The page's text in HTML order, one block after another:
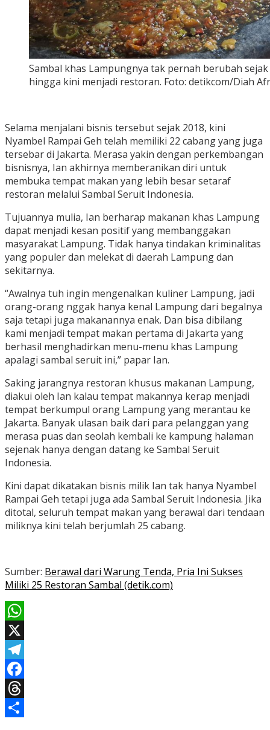
Sambal khas Lampungnya tak pernah berubah
hingga kini menjadi restoran. Foto: detikcom/Diah
Selama menjalani bisnis tersebut sejak 2018, kini
Nyambel Rampai Geh telah memiliki 22 cabang yang juga
tersebar di Jakarta. Merasa yakin dengan perkembangan
bisnisnya, Ian akhirnya memberanikan diri untuk
membuka tempat makan yang lebih besar setaraf
restoran melalui Sambal Seruit Indonesia.
Tujuannya mulia, Ian berharap makanan khas Lampung
dapat menjadi kesan positif yang membanggakan
masyarakat Lampung. Tidak hanya tindakan kriminalitas
yang populer dan melekat di daerah Lampung dan
sekitarnya.
“Awalnya tuh ingin mengenalkan kuliner Lampung, jadi
orang-orang nggak hanya kenal Lampung dari begalnya
saja tetapi juga makanannya enak. Dan bisa dibilang
kami menjadi tempat makan pertama di Jakarta yang
berhasil menghadirkan menu-menu khas Lampung
apalagi sambal seruit ini,” papar Ian.
Saking jarangnya restoran khusus makanan Lampung,
diakui oleh Ian kalau tempat makannya kerap menjadi
tempat berkumpul orang Lampung yang merantau ke
Jakarta. Banyak ulasan baik dari para pelanggan yang
merasa puas dan seolah kembali ke kampung halaman
sejenak hanya dengan datang ke Sambal Seruit
Indonesia.
Kini dapat dikatakan bisnis milik Ian tak hanya Nyambel
Rampai Geh tetapi juga ada Sambal Seruit Indonesia. Jika
ditotal, seluruh tempat makan yang berawal dari tendaan
miliknya kini telah berjumlah 25 cabang.
Sumber: Berawal dari Warung Tenda, Pria Ini Sukses
Miliki 25 Restoran Sambal (detik.com)
WhatsApp
X
Telegram
Facebook
Threads